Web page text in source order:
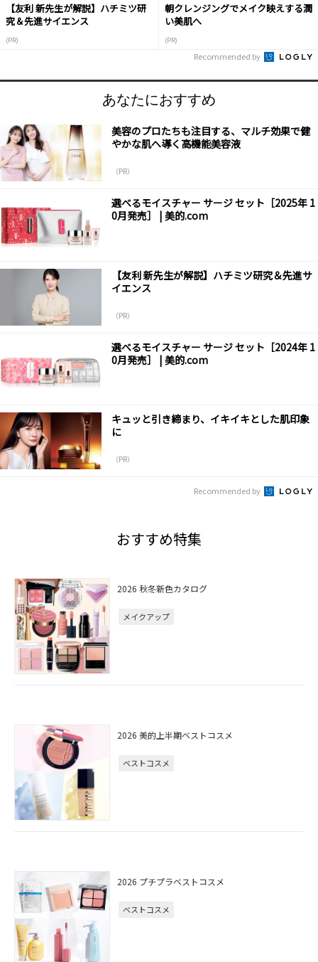
【友利 新先生が解説】ハチミツ研
究＆先進サイエンス
(PR)
朝クレンジングでメイク映えする潤
い美肌へ
(PR)
Recommended by
あなたにおすすめ
美容のプロたちも注目する、マルチ効果で健
やかな肌へ導く高機能美容液
（PR）
選べるモイスチャー サージ セット［2025年 1
0月発売］ | 美的.com
【友利 新先生が解説】ハチミツ研究＆先進サ
イエンス
（PR）
選べるモイスチャー サージ セット［2024年 1
0月発売］ | 美的.com
キュッと引き締まり、イキイキとした肌印象
に
（PR）
Recommended by
おすすめ特集
2026 秋冬新色カタログ
メイクアップ
2026 美的上半期ベストコスメ
ベストコスメ
2026 プチプラベストコスメ
ベストコスメ